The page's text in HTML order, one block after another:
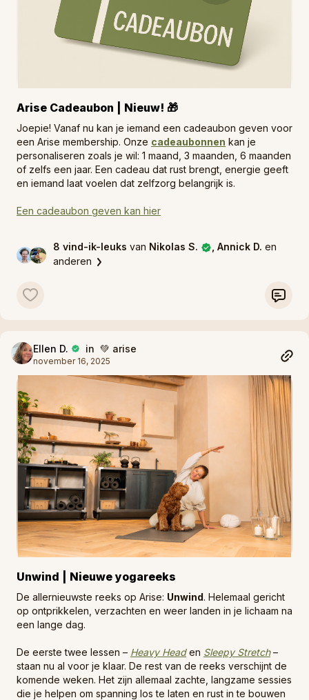
Arise Cadeaubon | Nieuw! 🎁
Joepie! Vanaf nu kan je iemand een cadeaubon geven voor
een Arise membership. Onze cadeaubonnen kan je
personaliseren zoals je wil: 1 maand, 3 maanden, 6 maanden
of zelfs een jaar. Een cadeau dat rust brengt, energie geeft
en iemand laat voelen dat zelfzorg belangrijk is.
Een cadeaubon geven kan hier
8 vind-ik-leuks van Nikolas S. , Annick D. en
anderen
Ellen D. in 💚 arise
november 16, 2025
Unwind | Nieuwe yogareeks
De allernieuwste reeks op Arise: Unwind. Helemaal gericht
op ontprikkelen, verzachten en weer landen in je lichaam na
een lange dag.
De eerste twee lessen – Heavy Headen Sleepy Stretch–
staan nu al voor je klaar. De rest van de reeks verschijnt de
komende weken. Het zijn allemaal zachte, langzame sessies
die je helpen om spanning los te laten en rust in te bouwen